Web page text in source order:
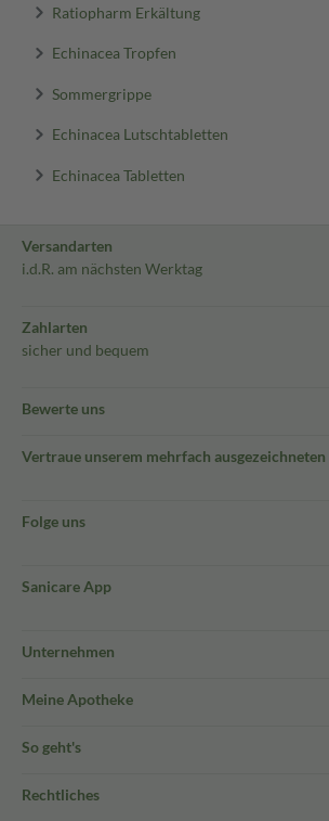
Ratiopharm Erkältung
Echinacea Tropfen
Sommergrippe
Echinacea Lutschtabletten
Echinacea Tabletten
Versandarten
i.d.R. am nächsten Werktag
Zahlarten
sicher und bequem
Bewerte uns
Vertraue unserem mehrfach ausgezeichneten
Folge uns
Sanicare App
Unternehmen
Meine Apotheke
So geht's
Rechtliches